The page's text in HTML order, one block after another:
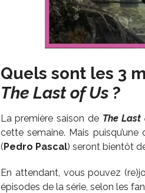
Quels sont les 3
The Last of Us?
La première saison de The Last
cette semaine. Mais
(Pedro Pascal) seront bientôt
En attendant, vous pouvez
épisodes de la série, selon les